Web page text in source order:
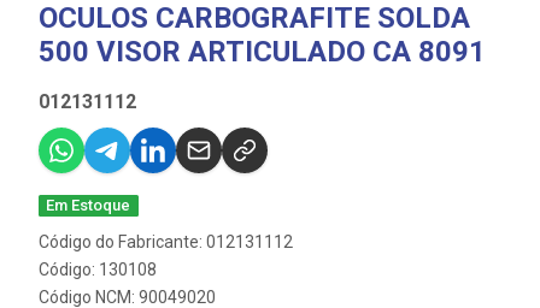
OCULOS CARBOGRAFITE SOLDA
500 VISOR ARTICULADO CA 8091
012131112
Em Estoque
Código do Fabricante: 012131112
Código: 130108
Código NCM: 90049020